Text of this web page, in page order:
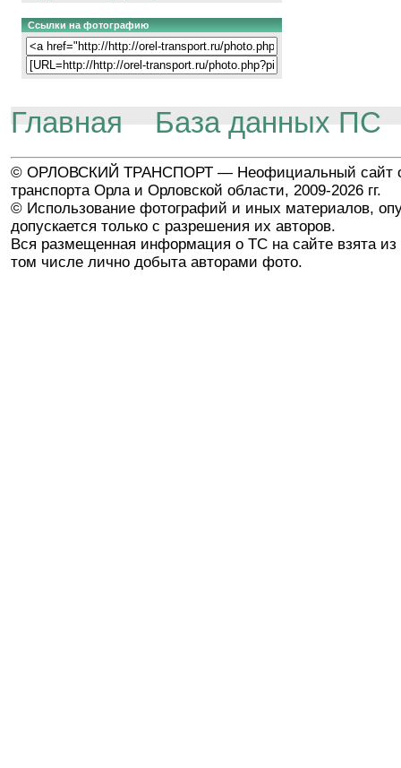
Ссылки на фотографию
Главная База данных ПС
© ОРЛОВСКИЙ ТРАНСПОРТ — Неофициальный сайт
транспорта Орла и Орловской области, 2009-2026 гг.
© Использование фотографий и иных материалов,
допускается только с разрешения их авторов.
Вся размещенная информация о ТС на сайте взята из
том числе лично добыта авторами фото.